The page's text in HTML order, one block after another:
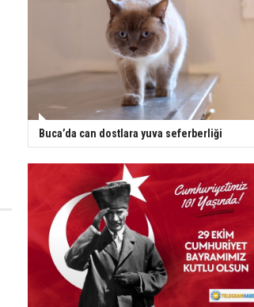
Buca’da can dostlara yuva seferberliği